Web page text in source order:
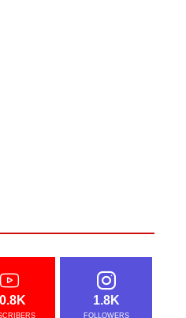
1.8K
FOLLOWERS